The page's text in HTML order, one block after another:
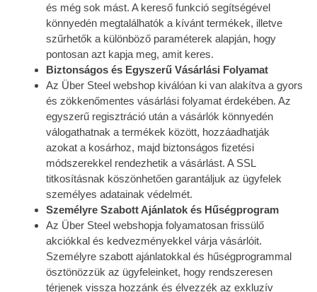
és még sok mást. A kereső funkció segítségével
könnyedén megtalálhatók a kívánt termékek, illetve
szűrhetők a különböző paraméterek alapján, hogy
pontosan azt kapja meg, amit keres.
Biztonságos és Egyszerű Vásárlási Folyamat
Az Über Steel webshop kiválóan ki van alakítva a gyors
és zökkenőmentes vásárlási folyamat érdekében. Az
egyszerű regisztráció után a vásárlók könnyedén
válogathatnak a termékek között, hozzáadhatják
azokat a kosárhoz, majd biztonságos fizetési
módszerekkel rendezhetik a vásárlást. A SSL
titkosításnak köszönhetően garantáljuk az ügyfelek
személyes adatainak védelmét.
Személyre Szabott Ajánlatok és Hűségprogram
Az Über Steel webshopja folyamatosan frissülő
akciókkal és kedvezményekkel várja vásárlóit.
Személyre szabott ajánlatokkal és hűségprogrammal
ösztönözzük az ügyfeleinket, hogy rendszeresen
térjenek vissza hozzánk és élvezzék az exkluzív